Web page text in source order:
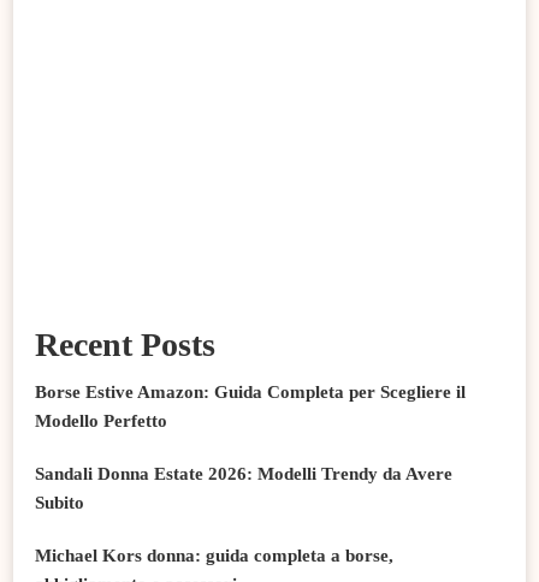
Recent Posts
Borse Estive Amazon: Guida Completa per Scegliere il
Modello Perfetto
Sandali Donna Estate 2026: Modelli Trendy da Avere
Subito
Michael Kors donna: guida completa a borse,